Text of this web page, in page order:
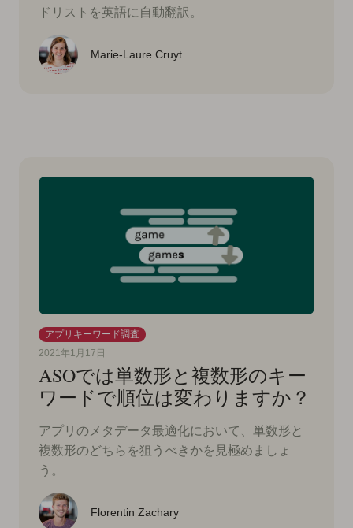
ドリストを英語に自動翻訳。
Marie-Laure Cruyt
アプリキーワード調査
2021年1月17日
ASOでは単数形と複数形のキー
ワードで順位は変わりますか？
アプリのメタデータ最適化において、単数形と
複数形のどちらを狙うべきかを見極めましょ
う。
Florentin Zachary